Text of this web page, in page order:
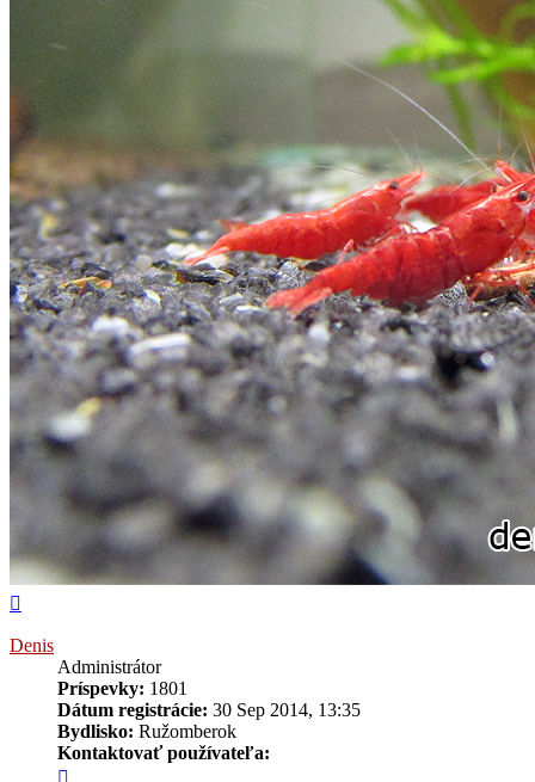
Denis
Administrátor
Príspevky: 1801
Dátum registrácie: 30 Sep 2014, 13:35
Bydlisko: Ružomberok
Kontaktovať používateľa: